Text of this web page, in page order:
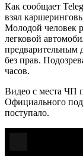
Как сообщает
взял
Молодой человек
легковой
без прав.
часов.
Видео с места ЧП
Официального
поступало.